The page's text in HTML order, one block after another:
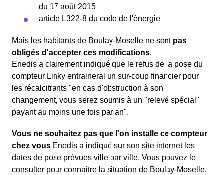
du 17 août 2015
article L322-8 du code de l'énergie
Mais les habitants de Boulay-Moselle ne sont pas
obligés d'accepter ces modifications.
Enedis a clairement indiqué que le refus de la pose du
compteur Linky entrainerai un sur-coup financier pour
les récalcitrants "en cas d'obstruction à son
changement, vous serez soumis à un "relevé spécial"
payant au moins une fois par an".
Vous ne souhaitez pas que l'on installe ce compteur
chez vous Enedis a indiqué sur son site internet les
dates de pose prévues ville par ville. Vous pouvez le
consulter pour connaitre la situation de Boulay-Moselle.